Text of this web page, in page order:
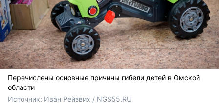
Перечислены основные причины гибели детей в Омской
области
Источник: Иван Рейзвих / NGS55.RU